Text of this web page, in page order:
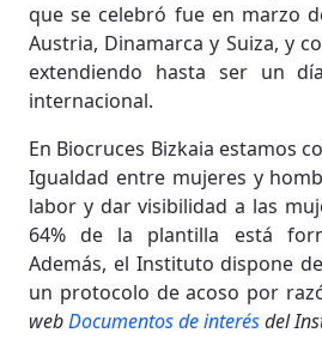
que se celebró fue en marzo
Austria, Dinamarca y Suiza, y
extendiendo hasta ser un
internacional.
En Biocruces Bizkaia estamos
Igualdad entre mujeres y
labor y dar visibilidad a las
64% de la plantilla está
Además, el Instituto dispone
un protocolo de acoso por
webDocumentos de interésdel